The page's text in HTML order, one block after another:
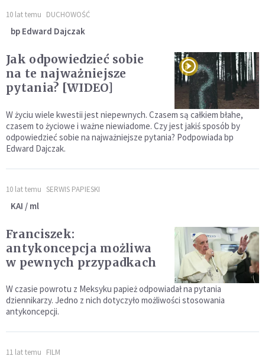
10 lat temu DUCHOWOŚĆ
bp Edward Dajczak
Jak odpowiedzieć sobie
na te najważniejsze
pytania? [WIDEO]
W życiu wiele kwestii jest niepewnych. Czasem są całkiem błahe,
czasem to życiowe i ważne niewiadome. Czy jest jakiś sposób by
odpowiedzieć sobie na najważniejsze pytania? Podpowiada bp
Edward Dajczak.
10 lat temu SERWIS PAPIESKI
KAI / ml
Franciszek:
antykoncepcja możliwa
w pewnych przypadkach
W czasie powrotu z Meksyku papież odpowiadał na pytania
dziennikarzy. Jedno z nich dotyczyło możliwości stosowania
antykoncepcji.
11 lat temu FILM